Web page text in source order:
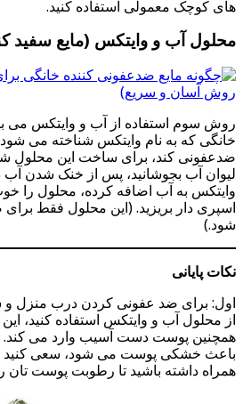
های کوچک معمولی استفاده کنید.
محلول آب و وایتکس (مایع سفید
روش سوم استفاده از آب و وایتکس می
خانگی که به نام وایتکس شناخته می
ضدعفونی کند، برای ساخت این محلول شما
لیوان آب بجوشانید، پس از خنک شدن
وایتکس به آب اضافه کرده، محلول را
اسپری دار بریزید. (این محلول فقط
شود.)
نکات پایانی
اول: برای ضد عفونی کردن درب منزل
از محلول آب و وایتکس استفاده کنید،
همچنین پوست دست آسیب وارد می کند.
باعث خشکی پوست می شود، سعی کنید
همراه داشته باشید تا رطوبت پوست تان